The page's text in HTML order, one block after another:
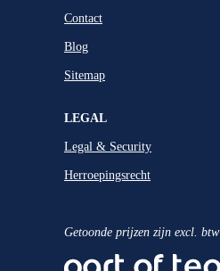
Contact
Blog
Sitemap
LEGAL
Legal & Security
Herroepingsrecht
Getoonde prijzen zijn excl. btw